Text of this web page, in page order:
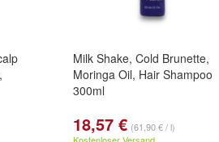
Milk Shake, Cold Brunette,
Moringa Oil, Hair Shampoo
300ml
18,57 € (61,90 € / l)